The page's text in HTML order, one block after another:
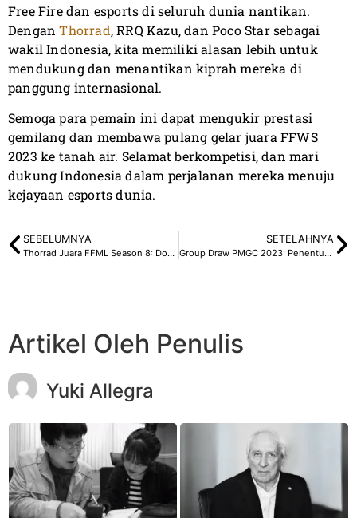
Free Fire dan esports di seluruh dunia nantikan.
DenganThorrad, RRQ Kazu, dan Poco Star sebagai
wakil Indonesia, kita memiliki alasan lebih untuk
mendukung dan menantikan kiprah mereka di
panggung internasional.
Semoga para pemain ini dapat mengukir prestasi
gemilang dan membawa pulang gelar juara FFWS
2023 ke tanah air. Selamat berkompetisi, dan mari
dukung Indonesia dalam perjalanan mereka menuju
kejayaan esports dunia.
SEBELUMNYA
Thorrad Juara FFML Season 8: Dominasi Penuh di Grand Final
SETELAHNYA
Group Draw PMGC 2023: Penentuan Nasib Tim-Tim Indonesia
Artikel Oleh Penulis
Yuki Allegra